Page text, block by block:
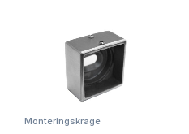
Monteringskrage